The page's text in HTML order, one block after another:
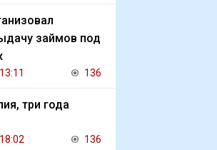
займов под
136
три года
136